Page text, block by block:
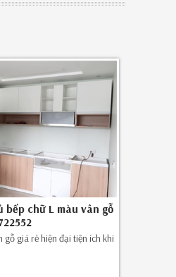
chữ L màu vân gỗ
gỗ giá rẻ hiện đại tiện ích khi